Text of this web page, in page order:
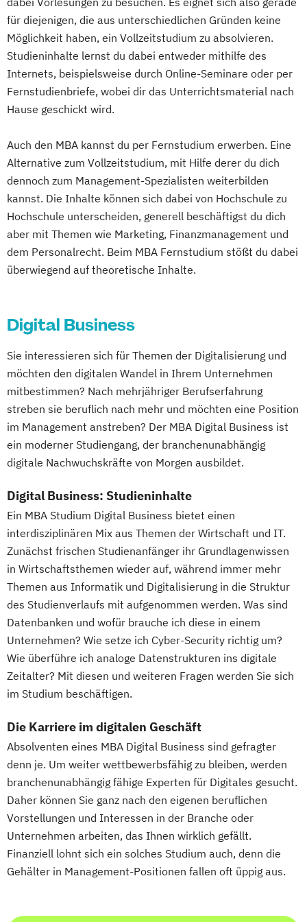
für diejenigen, die aus unterschiedlichen Gründen keine
Möglichkeit haben, ein Vollzeitstudium zu absolvieren.
Studieninhalte lernst du dabei entweder mithilfe des
Internets, beispielsweise durch Online-Seminare oder per
Fernstudienbriefe, wobei dir das Unterrichtsmaterial nach
Hause geschickt wird.
Auch den MBA kannst du per Fernstudium erwerben. Eine
Alternative zum Vollzeitstudium, mit Hilfe derer du dich
dennoch zum Management-Spezialisten weiterbilden
kannst. Die Inhalte können sich dabei von Hochschule zu
Hochschule unterscheiden, generell beschäftigst du dich
aber mit Themen wie Marketing, Finanzmanagement und
dem Personalrecht. Beim MBA Fernstudium stößt du dabei
überwiegend auf theoretische Inhalte.
Digital Business
Sie interessieren sich für Themen der Digitalisierung und
möchten den digitalen Wandel in Ihrem Unternehmen
mitbestimmen? Nach mehrjähriger Berufserfahrung
streben sie beruflich nach mehr und möchten eine Position
im Management anstreben? Der MBA Digital Business ist
ein moderner Studiengang, der branchenunabhängig
digitale Nachwuchskräfte von Morgen ausbildet.
Digital Business: Studieninhalte
Ein MBA Studium Digital Business bietet einen
interdisziplinären Mix aus Themen der Wirtschaft und IT.
Zunächst frischen Studienanfänger ihr Grundlagenwissen
in Wirtschaftsthemen wieder auf, während immer mehr
Themen aus Informatik und Digitalisierung in die Struktur
des Studienverlaufs mit aufgenommen werden. Was sind
Datenbanken und wofür brauche ich diese in einem
Unternehmen? Wie setze ich Cyber-Security richtig um?
Wie überführe ich analoge Datenstrukturen ins digitale
Zeitalter? Mit diesen und weiteren Fragen werden Sie sich
im Studium beschäftigen.
Die Karriere im digitalen Geschäft
Absolventen eines MBA Digital Business sind gefragter
denn je. Um weiter wettbewerbsfähig zu bleiben, werden
branchenunabhängig fähige Experten für Digitales gesucht.
Daher können Sie ganz nach den eigenen beruflichen
Vorstellungen und Interessen in der Branche oder
Unternehmen arbeiten, das Ihnen wirklich gefällt.
Finanziell lohnt sich ein solches Studium auch, denn die
Gehälter in Management-Positionen fallen oft üppig aus.